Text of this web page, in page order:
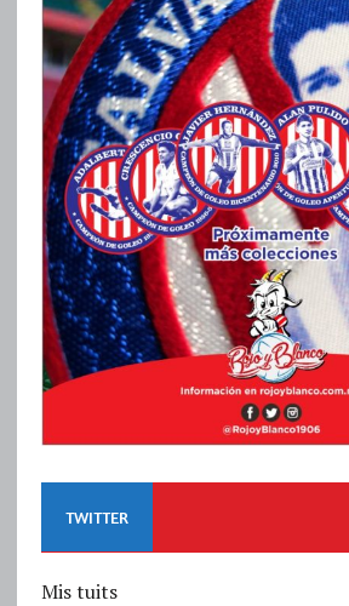
TWITTER
Mis tuits